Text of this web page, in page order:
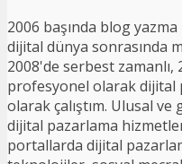
2006 başında blog yazma
dijital dünya sonrasında
2008'de serbest zamanlı,
profesyonel olarak dijital
olarak çalıştım. Ulusal
dijital pazarlama
portallarda dijital